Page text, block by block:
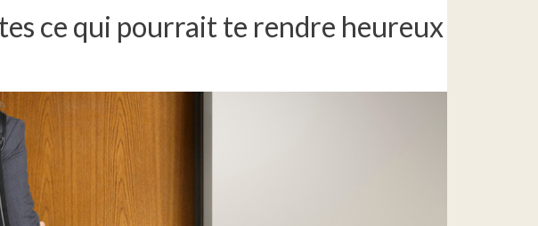
ce qui pourrait te rendre heureux